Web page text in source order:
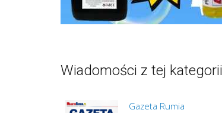
Wiadomości z tej kategorii
Gazeta Rumia